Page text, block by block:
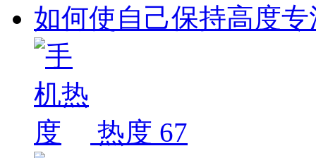
如何使自己保持高度
热度 67